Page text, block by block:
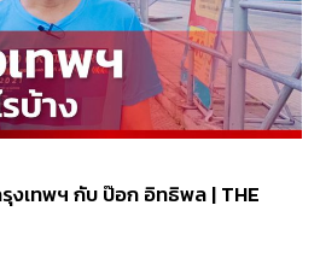
เทพฯ กับ ป๊อก อิทธิพล | THE